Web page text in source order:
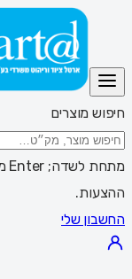
חיפוש מוצרים
ההצעות.
החשבון שלי